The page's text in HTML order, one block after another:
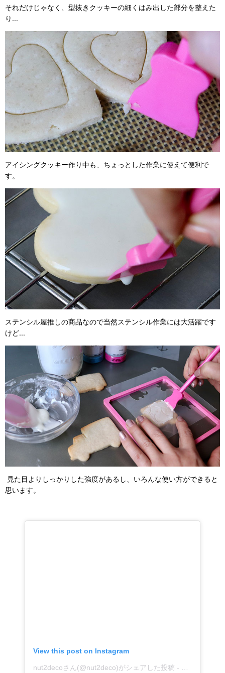
それだけじゃなく、型抜きクッキーの細くはみ出した部分を整えた
り...
アイシングクッキー作り中も、ちょっとした作業に使えて便利で
す。
ステンシル屋推しの商品なので当然ステンシル作業には大活躍です
けど...
見た目よりしっかりした強度があるし、いろんな使い方ができると
思います。
View this post on Instagram
nut2decoさん(@nut2deco)がシェアした投稿 - 2018年 1月月21日午後10時40分PST